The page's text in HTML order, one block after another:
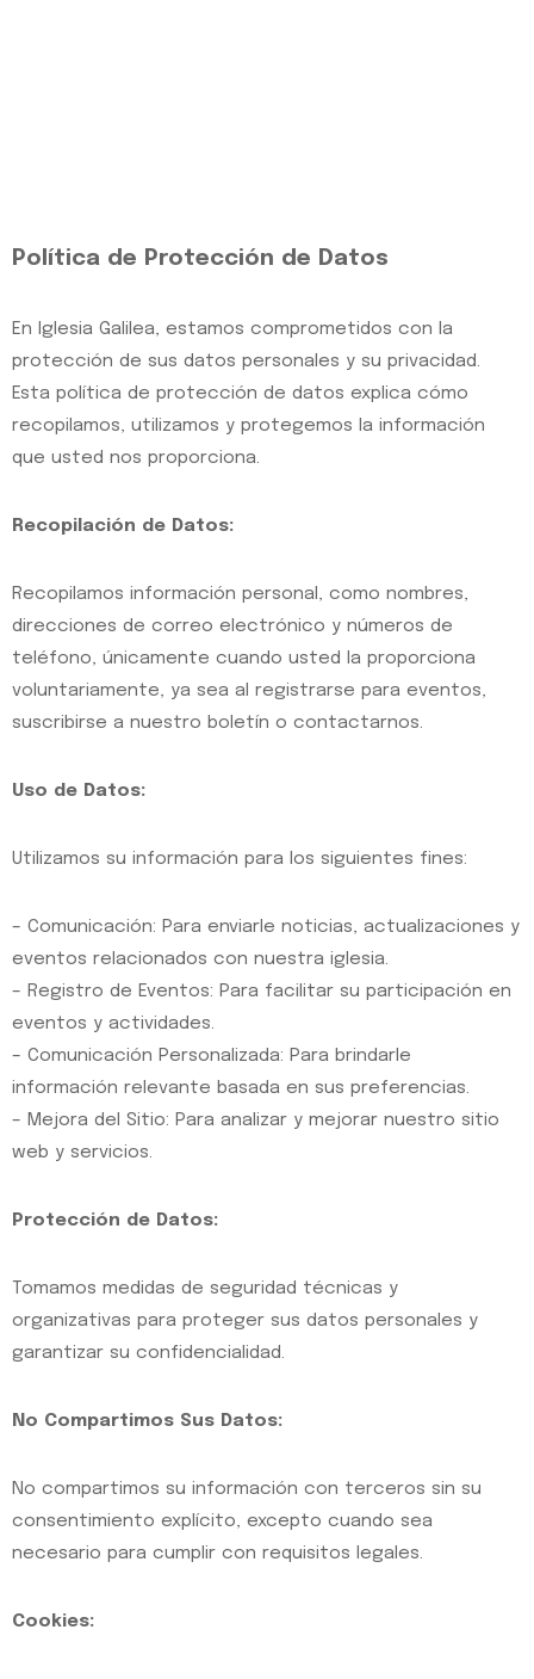
Política de Protección de Datos
En Iglesia Galilea, estamos comprometidos con la
protección de sus datos personales y su privacidad.
Esta política de protección de datos explica cómo
recopilamos, utilizamos y protegemos la información
que usted nos proporciona.
Recopilación de Datos:
Recopilamos información personal, como nombres,
direcciones de correo electrónico y números de
teléfono, únicamente cuando usted la proporciona
voluntariamente, ya sea al registrarse para eventos,
suscribirse a nuestro boletín o contactarnos.
Uso de Datos:
Utilizamos su información para los siguientes fines:
– Comunicación: Para enviarle noticias, actualizaciones y
eventos relacionados con nuestra iglesia.
– Registro de Eventos: Para facilitar su participación en
eventos y actividades.
– Comunicación Personalizada: Para brindarle
información relevante basada en sus preferencias.
– Mejora del Sitio: Para analizar y mejorar nuestro sitio
web y servicios.
Protección de Datos:
Tomamos medidas de seguridad técnicas y
organizativas para proteger sus datos personales y
garantizar su confidencialidad.
No Compartimos Sus Datos:
No compartimos su información con terceros sin su
consentimiento explícito, excepto cuando sea
necesario para cumplir con requisitos legales.
Cookies: